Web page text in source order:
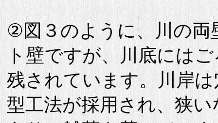
②図３のように、川の両
ト壁ですが、川底には
残されています。川岸
型工法が採用され、狭